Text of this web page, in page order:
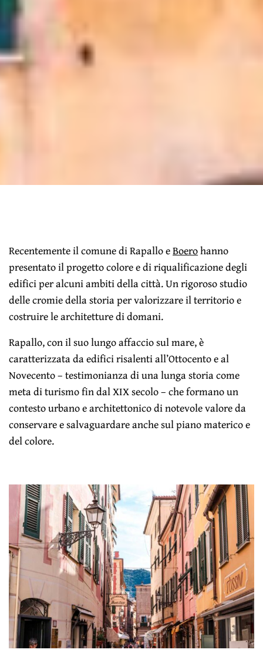
Recentemente il comune di Rapallo eBoerohanno
presentato il progetto colore e di riqualificazione degli
edifici per alcuni ambiti della città. Un rigoroso studio
delle cromie della storia per valorizzare il territorio e
costruire le architetture di domani.
Rapallo, con il suo lungo affaccio sul mare, è
caratterizzata da edifici risalenti all’Ottocento e al
Novecento – testimonianza di una lunga storia come
meta di turismo fin dal XIX secolo – che formano un
contesto urbano e architettonico di notevole valore da
conservare e salvaguardare anche sul piano materico e
del colore.